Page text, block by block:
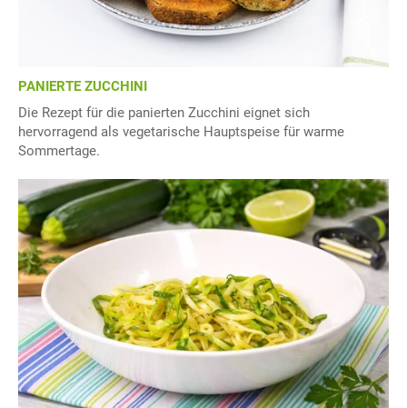
PANIERTE ZUCCHINI
Die Rezept für die panierten Zucchini eignet sich
hervorragend als vegetarische Hauptspeise für warme
Sommertage.